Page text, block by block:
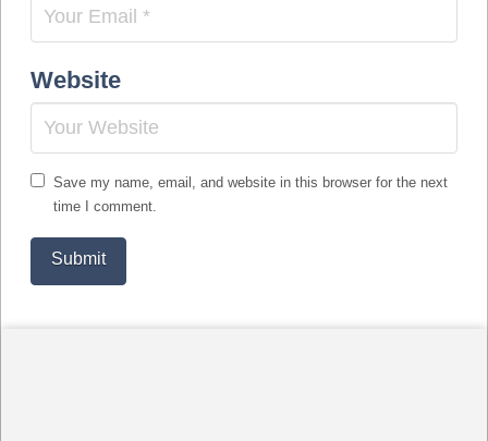
Website
Save my name, email, and website in this browser for the next
time I comment.